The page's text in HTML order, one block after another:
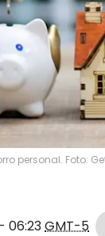
personal. Foto:
06:23GMT-5